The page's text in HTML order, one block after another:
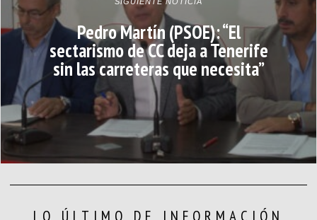
Pedro Martín (PSOE): “El
sectarismo de CC deja a Tenerife
sin las carreteras que necesita”
LO ÚLTIMO DE INFORMACIÓN